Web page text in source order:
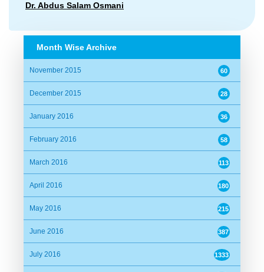
Dr. Abdus Salam Osmani
Very happy birthday Saiful Chacha.
Dr. Faruq
Date:01/10/2016 18:28:07
Mohammad Sajjad Khan
Date:01/10/2016 19:00:56
Happy birthday to Saiful mama,wishing every happiness
in days ahead. Sajjad
Ridwayn
Month Wise Archive
November 2015 60
December 2015 28
January 2016 36
February 2016 58
March 2016 113
April 2016 180
May 2016 215
June 2016 387
July 2016 1333